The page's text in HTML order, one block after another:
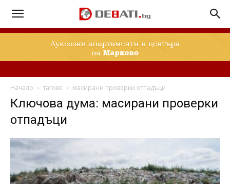
Начало тагове масирани проверки отпадъци
Ключова дума: масирани проверки
отпадъци